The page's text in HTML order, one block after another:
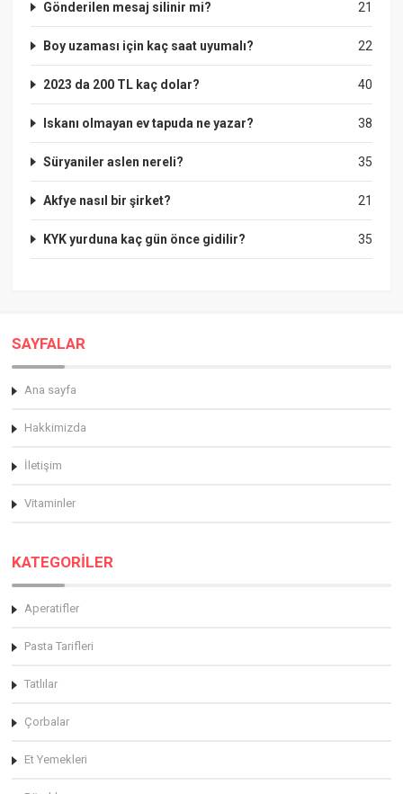
21
Gönderilen mesaj silinir mi?
22
Boy uzaması için kaç saat uyumalı?
40
2023 da 200 TL kaç dolar?
38
Iskanı olmayan ev tapuda ne yazar?
35
Süryaniler aslen nereli?
21
Akfye nasıl bir şirket?
35
KYK yurduna kaç gün önce gidilir?
SAYFALAR
Ana sayfa
Hakkimizda
İletişim
Vitaminler
KATEGORİLER
Aperatifler
Pasta Tarifleri
Tatlılar
Çorbalar
Et Yemekleri